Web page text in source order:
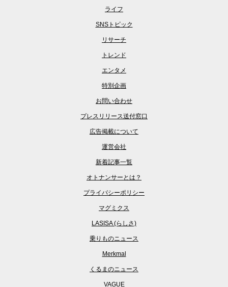
ライフ
SNSトピック
リサーチ
トレンド
エンタメ
特別企画
お問い合わせ
プレスリリース送付窓口
広告掲載について
運営会社
新着記事一覧
オトナンサーとは？
プライバシーポリシー
マグミクス
LASISA (らしさ)
乗りものニュース
Merkmal
くるまのニュース
VAGUE